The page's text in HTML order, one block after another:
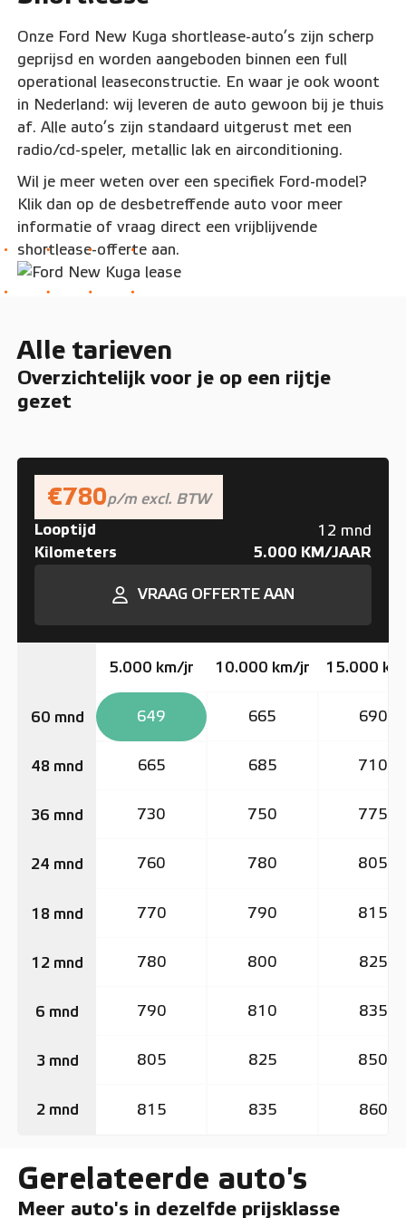
Onze Ford New Kuga shortlease-auto’s zijn scherp
geprijsd en worden aangeboden binnen een full
operational leaseconstructie. En waar je ook woont
in Nederland: wij leveren de auto gewoon bij je thuis
af. Alle auto’s zijn standaard uitgerust met een
radio/cd-speler, metallic lak en airconditioning.
Wil je meer weten over een specifiek Ford-model?
Klik dan op de desbetreffende auto voor meer
informatie of vraag direct een vrijblijvende
shortlease-offerte aan.
Alle tarieven
Overzichtelijk voor je op een rijtje
gezet
€780p/m excl. BTW
Looptijd
12 mnd
Kilometers 5.000 KM/JAAR
VRAAG OFFERTE AAN
60 mnd
48 mnd
36 mnd
24 mnd
18 mnd
12 mnd
6 mnd
3 mnd
2 mnd
5.000 km/jr 10.000 km/jr 15.000
649 665 690
665 685 710
730 750 775
760 780 805
770 790 815
780 800 825
790 810 835
805 825 850
815 835 860
Gerelateerde auto's
Meer auto's in dezelfde prijsklasse